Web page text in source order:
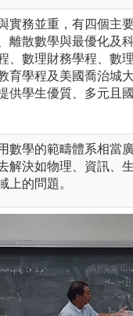
實務並重，有四個主
離散數學與最優化及
、數理財務學程、數
育學程及美國喬治城
供學生優質、多元且
數學的範疇體系相當
解決如物理、資訊、
上的問題。